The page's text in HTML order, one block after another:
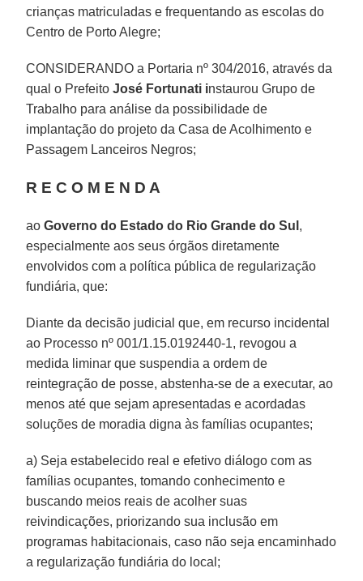
crianças matriculadas e frequentando as escolas do
Centro de Porto Alegre;
CONSIDERANDO a Portaria nº 304/2016, através da
qual o PrefeitoJosé Fortunati instaurou Grupo de
Trabalho para análise da possibilidade de
implantação do projeto da Casa de Acolhimento e
Passagem Lanceiros Negros;
R E C O M E N D A
ao Governo do Estado do Rio Grande do Sul ,
especialmente aos seus órgãos diretamente
envolvidos com a política pública de regularização
fundiária, que:
Diante da decisão judicial que, em recurso incidental
ao Processo nº 001/1.15.0192440-1, revogou a
medida liminar que suspendia a ordem de
reintegração de posse, abstenha-se de a executar, ao
menos até que sejam apresentadas e acordadas
soluções de moradia digna às famílias ocupantes;
a) Seja estabelecido real e efetivo diálogo com as
famílias ocupantes, tomando conhecimento e
buscando meios reais de acolher suas
reivindicações, priorizando sua inclusão em
programas habitacionais, caso não seja encaminhado
a regularização fundiária do local;